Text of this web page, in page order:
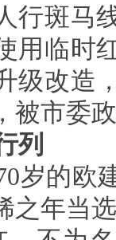
行斑马
用临时
级改造
被市委
列
岁的
之年当